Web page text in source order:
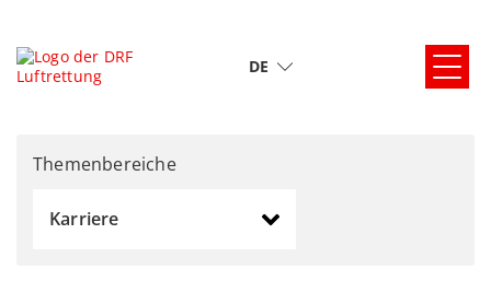
DE
Themenbereiche
Karriere